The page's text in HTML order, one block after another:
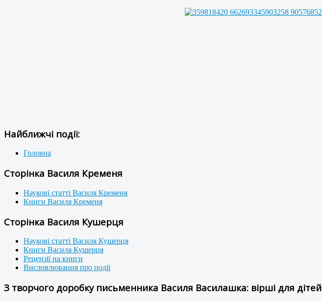
Найближчі події:
Головна
Сторінка Василя Кременя
Наукові статті Василя Кременя
Книги Василя Кременя
Сторінка Василя Кушерця
Наукові статті Василя Кушерця
Книги Василя Кушерця
Рецензії на книги
Висловлювання про події
З творчого доробку письменника Василя Василашка: вірші для дітей